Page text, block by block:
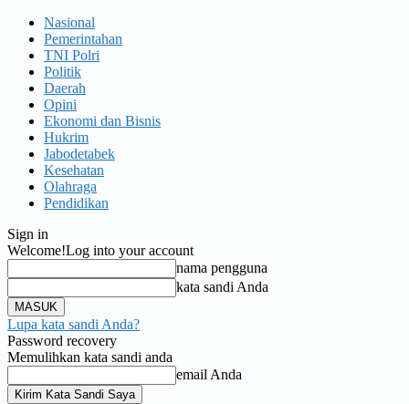
Nasional
Pemerintahan
TNI Polri
Politik
Daerah
Opini
Ekonomi dan Bisnis
Hukrim
Jabodetabek
Kesehatan
Olahraga
Pendidikan
Sign in
Welcome!Log into your account
nama pengguna
kata sandi Anda
Lupa kata sandi Anda?
Password recovery
Memulihkan kata sandi anda
email Anda